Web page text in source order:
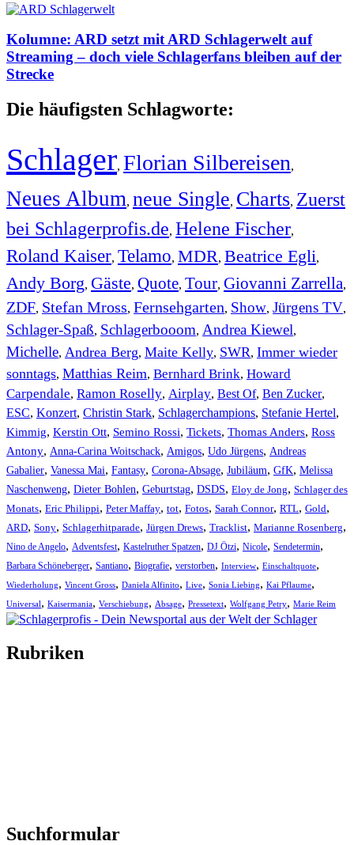
Kolumne: ARD setzt mit ARD Schlagerwelt auf
Streaming – doch viele Schlagerfans bleiben auf der
Strecke
Die häufigsten Schlagworte:
Schlager, Florian Silbereisen,
Neues Album, neue Single, Charts, Zuerst
bei Schlagerprofis.de, Helene Fischer,
Roland Kaiser, Telamo, MDR, Beatrice Egli,
Andy Borg, Gäste, Quote, Tour, Giovanni Zarrella,
ZDF, Stefan Mross, Fernsehgarten, Show, Jürgens TV,
Schlager-Spaß, Schlagerbooom, Andrea Kiewel,
Michelle, Andrea Berg, Maite Kelly, SWR, Immer wieder
sonntags, Matthias Reim, Bernhard Brink, Howard
Carpendale, Ramon Roselly, Airplay, Best Of, Ben Zucker,
ESC, Konzert, Christin Stark, Schlagerchampions, Stefanie Hertel,
Kimmig, Kerstin Ott, Semino Rossi, Tickets, Thomas Anders, Ross
Antony, Anna-Carina Woitschack, Amigos, Udo Jürgens, Andreas
Gabalier, Vanessa Mai, Fantasy, Corona-Absage, Jubiläum, GfK, Melissa
Naschenweng, Dieter Bohlen, Geburtstag, DSDS, Eloy de Jong, Schlager des
Monats, Eric Philippi, Peter Maffay, tot, Fotos, Sarah Connor, RTL, Gold,
ARD, Sony, Schlagerhitparade, Jürgen Drews, Tracklist, Marianne Rosenberg,
Nino de Angelo, Adventsfest, Kastelruther Spatzen, DJ Ötzi, Nicole, Sendetermin,
Barbara Schöneberger, Santiano, Biografie, verstorben, Interview, Einschaltquote,
Wiederholung, Vincent Gross, Daniela Alfinito, Live, Sonia Liebing, Kai Pflaume,
Universal, Kaisermania, Verschiebung, Absage, Pressetext, Wolfgang Petry, Marie Reim
Rubriken
Suchformular